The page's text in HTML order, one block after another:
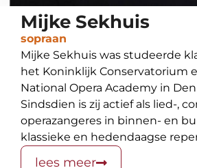
Mijke Sekhuis
sopraan
Mijke Sekhuis was studeerde
het Koninklijk Conservatorium
National Opera Academy in
Sindsdien is zij actief als lied-,
operazangeres in binnen- en
klassieke en hedendaagse
lees meer